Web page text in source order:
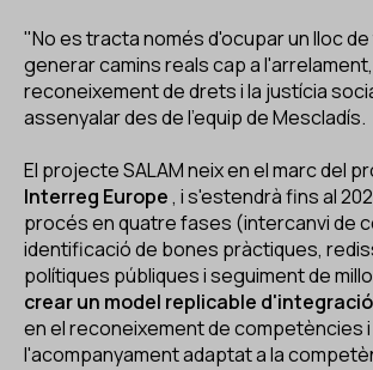
"No es tracta només d'ocupar un lloc
generar camins reals cap a
reconeixement de drets i la justícia
assenyalar des de l'equip de Mescladís.
El projecte SALAM neix en el marc del
Interreg Europe, i s'estendrà fins al
procés en quatre fases (intercanvi de
identificació de bones pràctiques,
polítiques públiques i seguiment de
crear un model replicable
en el reconeixement de competències i
l'acompanyament adaptat a la